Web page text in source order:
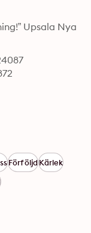
Upsala Nya
FörföljdKärlek